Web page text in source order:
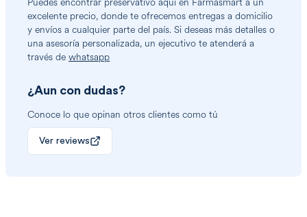
Puedes encontrar preservativo aquí en Farmasmart a un
excelente precio, donde te ofrecemos entregas a domicilio
y envíos a cualquier parte del país. Si deseas más detalles o
una asesoría personalizada, un ejecutivo te atenderá a
través de whatsapp
¿Aun con dudas?
Conoce lo que opinan otros clientes como tú
Ver reviews